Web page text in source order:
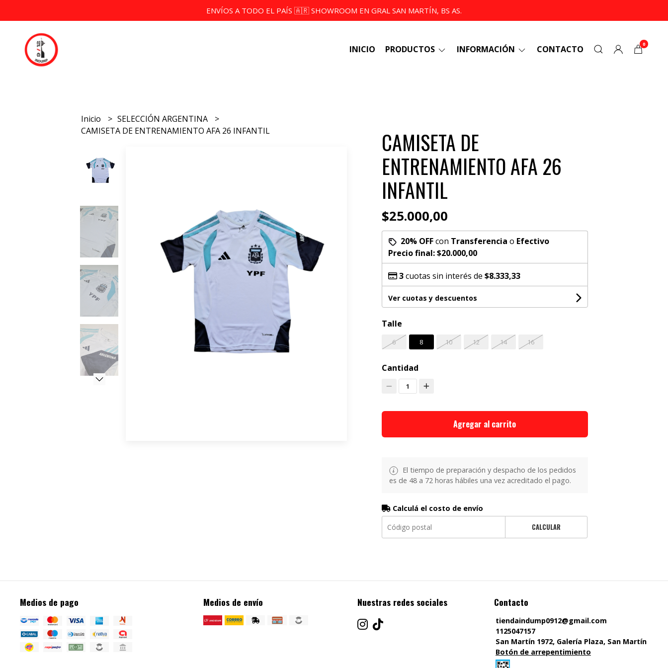
ENVÍOS A TODO EL PAÍS 🇦🇷 SHOWROOM EN GRAL SAN MARTÍN, BS AS.
INICIO PRODUCTOS INFORMACIÓN CONTACTO 0
Inicio
SELECCIÓN ARGENTINA
CAMISETA DE ENTRENAMIENTO AFA 26 INFANTIL
CAMISETA DE
ENTRENAMIENTO AFA 26
INFANTIL
$25.000,00
20% OFFcon Transferencia o Efectivo
Precio final:$20.000,00
3cuotas sin interés de $8.333,33
Ver cuotas y descuentos
Talle
6 8 10 12 14 16
Cantidad
1
Agregar al carrito
El tiempo de preparación y despacho de los pedidos
es de 48 a 72 horas hábiles una vez acreditado el pago.
Calculá el costo de envío
CALCULAR
Medios de pago Medios de envío Nuestras redes sociales Contacto
tiendaindump0912@gmail.com
1125047157
San Martín 1972, Galería Plaza, San Martín
Botón de arrepentimiento